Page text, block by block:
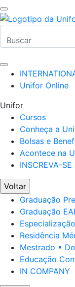
Unifor Online
Unifor
Cursos
Conheça a
Bolsas e
Acontece na
INSCREVA-SE
Voltar
Graduação
Graduação
Residência
Mestrado •
Educação
IN COMPANY